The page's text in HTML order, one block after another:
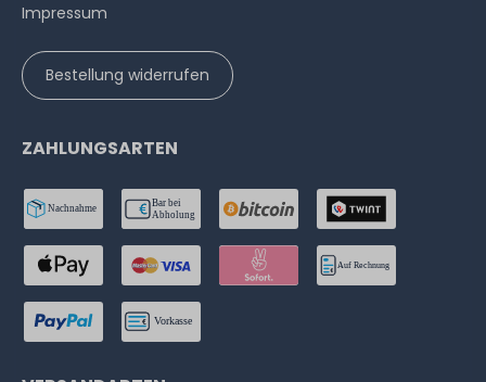
Impressum
Bestellung widerrufen
ZAHLUNGSARTEN